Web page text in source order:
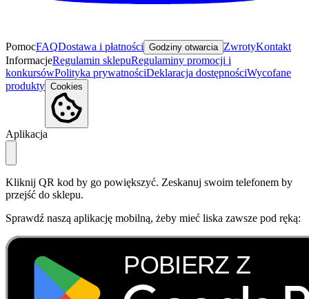
PomocFAQDostawa i płatności Godziny otwarcia ZwrotyKontakt
InformacjeRegulamin sklepuRegulaminy promocji i
konkursówPolityka prywatnościDeklaracja dostępnościWycofane
produkty Cookies
Aplikacja
Kliknij QR kod by go powiększyć. Zeskanuj swoim telefonem by
przejść do sklepu.
Sprawdź naszą aplikację mobilną, żeby mieć liska zawsze pod ręką: